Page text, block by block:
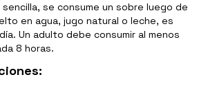
se consume un sobre luego de
en agua, jugo natural o leche, es
Un adulto debe consumir al menos
8 horas.